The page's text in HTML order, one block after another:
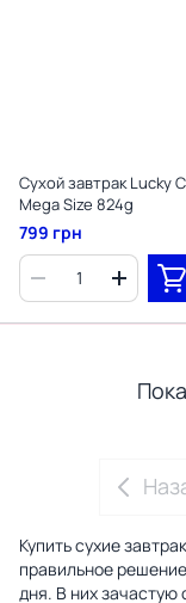
Сухой завтрак Lucky
Mega Size 824g
799 грн
Купить сухие
правильное
дня. В них зачастую